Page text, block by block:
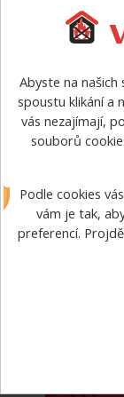
a
Oděvy
KR - pánská
pánská
Abyste na
spoustu klikání a
vás nezajímají,
souborů
Podle cookies
vám je tak,
preferencí.